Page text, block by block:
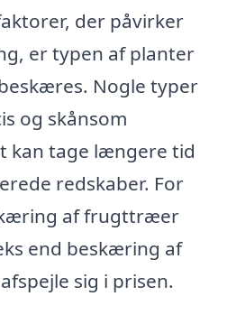
der påvirker
er typen af planter
Nogle typer
og skånsom
kan tage længere tid
redskaber. For
af frugttræer
end beskæring af
sig i prisen.